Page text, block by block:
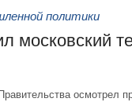
политики
московский
осмотрел